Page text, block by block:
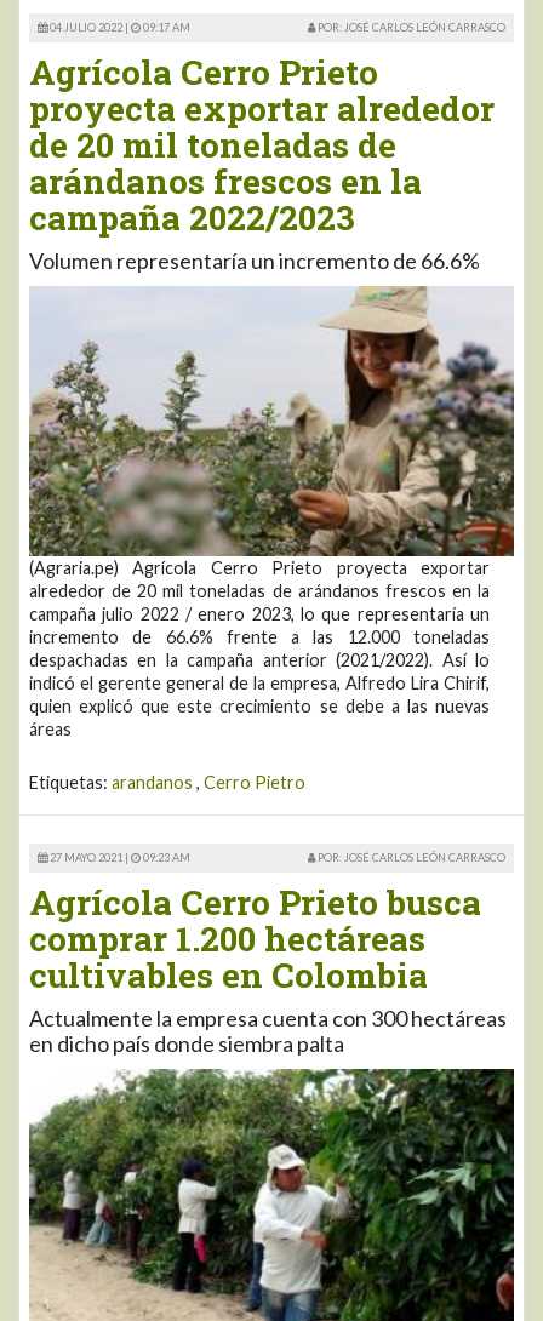
04 JULIO 2022 | 09:17 AM POR: JOSÉ CARLOS LEÓN CARRASCO
Agrícola Cerro Prieto
proyecta exportar alrededor
de 20 mil toneladas de
arándanos frescos en la
campaña 2022/2023
Volumen representaría un incremento de 66.6%
(Agraria.pe) Agrícola Cerro Prieto proyecta exportar
alrededor de 20 mil toneladas de arándanos frescos en la
campaña julio 2022 / enero 2023, lo que representaría un
incremento de 66.6% frente a las 12.000 toneladas
despachadas en la campaña anterior (2021/2022). Así lo
indicó el gerente general de la empresa, Alfredo Lira Chirif,
quien explicó que este crecimiento se debe a las nuevas
áreas
Etiquetas: arandanos , Cerro Pietro
27 MAYO 2021 | 09:23 AM POR: JOSÉ CARLOS LEÓN CARRASCO
Agrícola Cerro Prieto busca
comprar 1.200 hectáreas
cultivables en Colombia
Actualmente la empresa cuenta con 300 hectáreas
en dicho país donde siembra palta